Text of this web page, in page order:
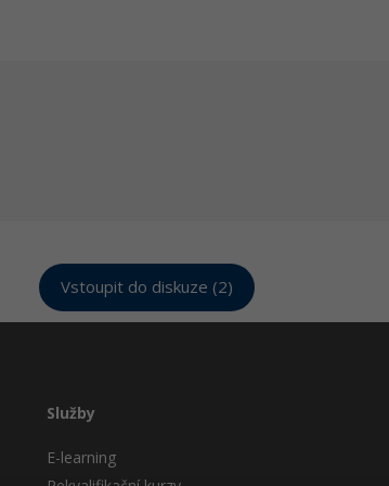
Vstoupit do diskuze (2)
Služby
E-learning